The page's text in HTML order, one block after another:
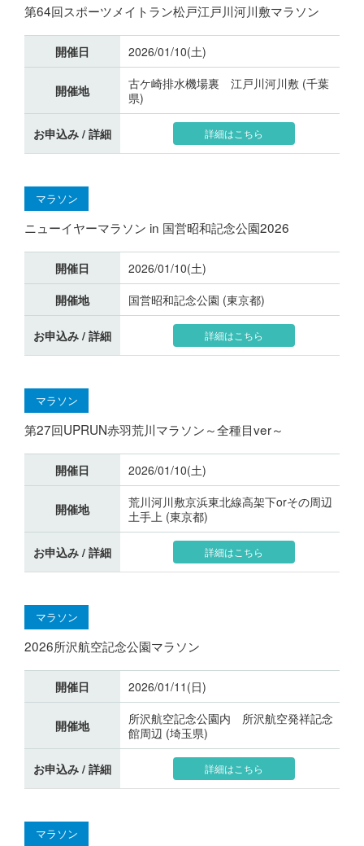
第64回スポーツメイトラン松戸江戸川河川敷マラソン
開催日 2026/01/10(土)
開催地
古ケ崎排水機場裏 江戸川河川敷 (千葉
県)
お申込み / 詳細 詳細はこちら
マラソン
ニューイヤーマラソン in 国営昭和記念公園2026
開催日
2026/01/10(土)
開催地
国営昭和記念公園 (東京都)
お申込み / 詳細 詳細はこちら
マラソン
第27回UPRUN赤羽荒川マラソン～全種目ver～
開催日 2026/01/10(土)
開催地
荒川河川敷京浜東北線高架下orその周辺
土手上 (東京都)
お申込み / 詳細 詳細はこちら
マラソン
2026所沢航空記念公園マラソン
開催日 2026/01/11(日)
開催地
所沢航空記念公園内 所沢航空発祥記念
館周辺 (埼玉県)
お申込み / 詳細 詳細はこちら
マラソン